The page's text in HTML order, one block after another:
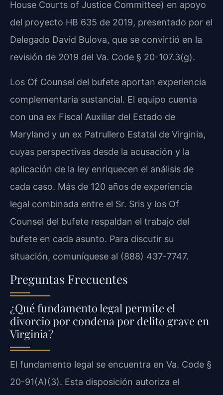
House Courts of Justice Committee) en apoyo
del proyecto HB 635 de 2019, presentado por el
Delegado David Bulova, que se convirtió en la
revisión de 2019 del Va. Code § 20-107.3(g).
Los Of Counsel del bufete aportan experiencia
complementaria sustancial. El equipo cuenta
con una ex Fiscal Auxiliar del Estado de
Maryland y un ex Patrullero Estatal de Virginia,
cuyas perspectivas desde la acusación y la
aplicación de la ley enriquecen el análisis de
cada caso. Más de 120 años de experiencia
legal combinada entre el Sr. Sris y los Of
Counsel del bufete respaldan el trabajo del
bufete en cada asunto. Para discutir su
situación, comuníquese al (888) 437-7747.
Preguntas Frecuentes
¿Qué fundamento legal permite el
divorcio por condena por delito grave en
Virginia?
El fundamento legal se encuentra en Va. Code §
20-91(A)(3). Esta disposición autoriza el